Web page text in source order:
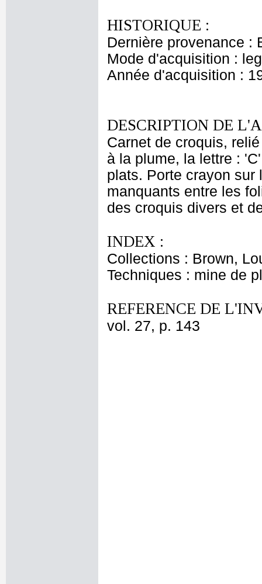
HISTORIQUE :
Dernière provenance :
Mode d'acquisition :
Année d'acquisition :
DESCRIPTION DE
Carnet de croquis,
à la plume, la lettre :
plats. Porte crayon sur
manquants entre les
des croquis divers et
INDEX :
Collections : Brown,
Techniques : mine de
REFERENCE DE
vol. 27, p. 143